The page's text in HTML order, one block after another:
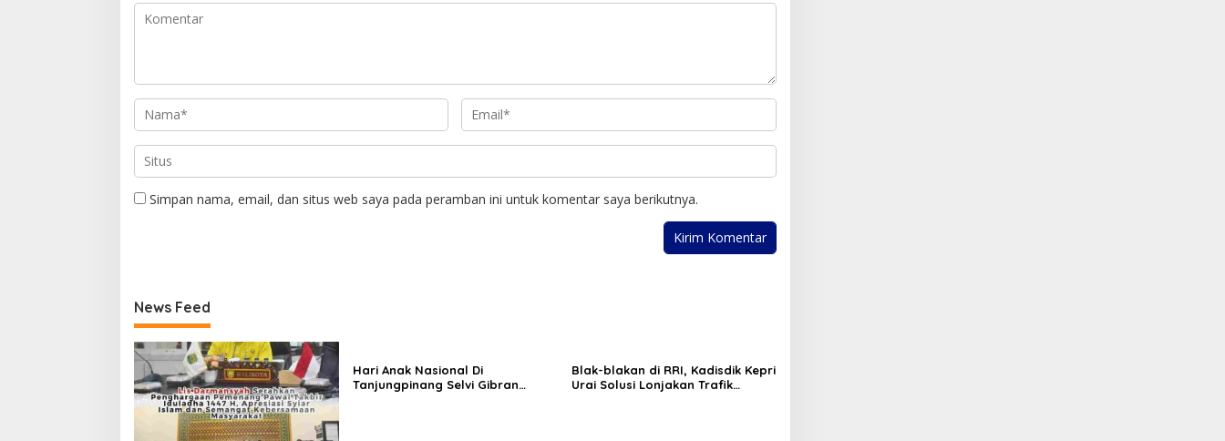
Simpan nama, email, dan situs web saya pada peramban ini untuk komentar saya berikutnya.
News Feed
Hari Anak Nasional Di
Tanjungpinang Selvi Gibran
Blak-blakan di RRI, Kadisdik Kepri
Urai Solusi Lonjakan Trafik